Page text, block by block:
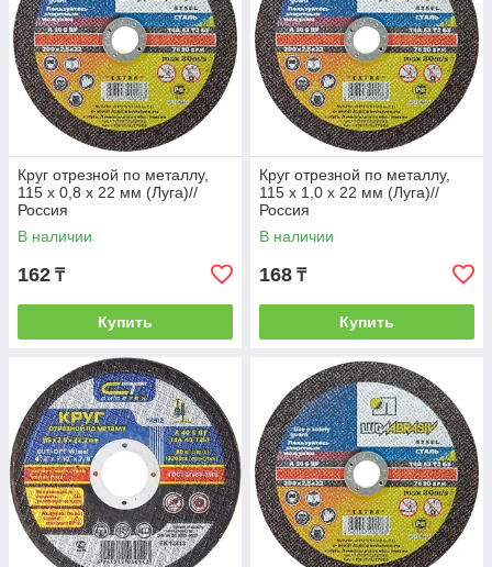
Круг отрезной по металлу,
115 х 0,8 х 22 мм (Луга)//
Россия
В наличии
162 ₸
Купить
Круг отрезной по металлу,
115 х 1,0 х 22 мм (Луга)//
Россия
В наличии
168 ₸
Купить